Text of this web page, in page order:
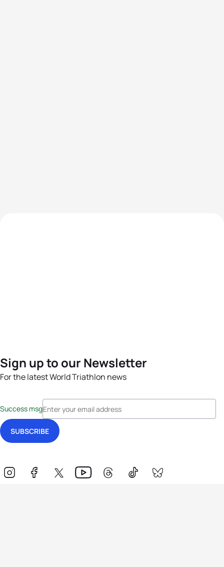
Sign up to our Newsletter
For the latest World Triathlon news
Success msg